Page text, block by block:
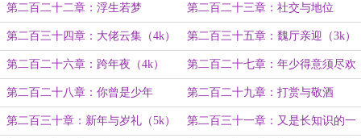
（4k）
第二百二十二章：浮生若梦 第二百二十三章：社交与地位
（3k）
第二百三十四章：大佬云集（4k） 第二百三十五章：魏厅亲迎（3k）
第二百二十六章：跨年夜（4k） 第二百二十七章：年少得意须尽欢
（4k）
第二百二十八章：你曾是少年
（3k）
第二百二十九章：打赏与敬酒
第二百三十章：新年与岁礼（5k） 第二百三十一章：又是长知识的一